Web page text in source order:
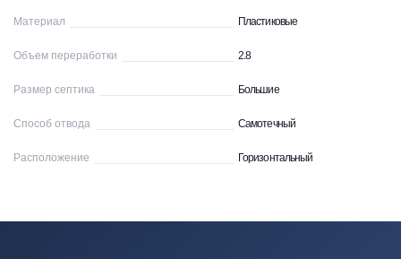
Материал Пластиковые
Объем переработки 2.8
Размер септика Большие
Способ отвода Самотечный
Расположение Горизонтальный